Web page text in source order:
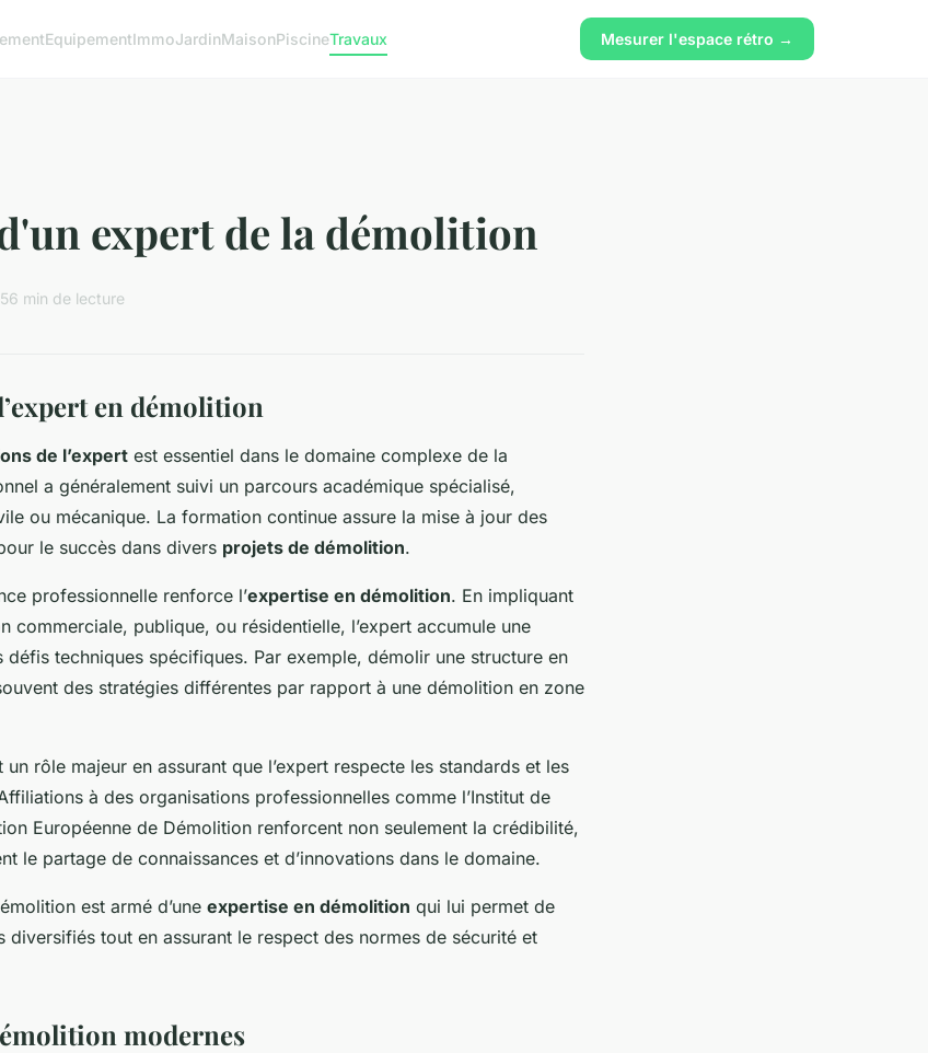
EquipementImmoJardinMaisonPiscineTravaux Mesurer l'espace rétro →
expert de la démolition
6 min de lecture
en démolition
de l’expert est essentiel dans le domaine complexe de la
a généralement suivi un parcours académique spécialisé,
ou mécanique. La formation continue assure la mise à jour des
le succès dans divers projets de démolition.
professionnelle renforce l’expertise en démolition. En impliquant
commerciale, publique, ou résidentielle, l’expert accumule une
défis techniques spécifiques. Par exemple, démolir une structure en
des stratégies différentes par rapport à une démolition en zone
un rôle majeur en assurant que l’expert respecte les standards et les
à des organisations professionnelles comme l’Institut de
Européenne de Démolition renforcent non seulement la crédibilité,
le partage de connaissances et d’innovations dans le domaine.
est armé d’une expertise en démolition qui lui permet de
diversifiés tout en assurant le respect des normes de sécurité et
modernes